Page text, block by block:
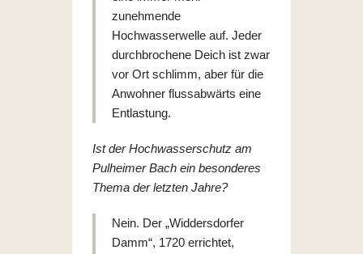
zunehmende
Hochwasserwelle auf. Jeder
durchbrochene Deich ist zwar
vor Ort schlimm, aber für die
Anwohner flussabwärts eine
Entlastung.
Ist der Hochwasserschutz am
Pulheimer Bach ein besonderes
Thema der letzten Jahre?
Nein. Der „Widdersdorfer
Damm“, 1720 errichtet,